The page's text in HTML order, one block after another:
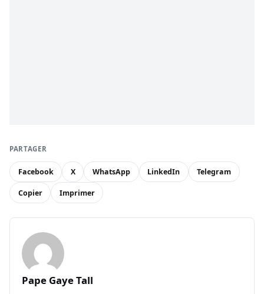
PARTAGER
Facebook X WhatsApp LinkedIn Telegram
Copier Imprimer
Pape Gaye Tall